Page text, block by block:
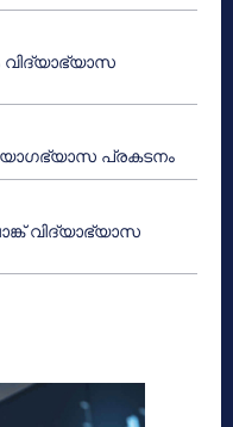
യോഗഭ്യാസ പ്രകടനം
വിദ്യാഭ്യാസ